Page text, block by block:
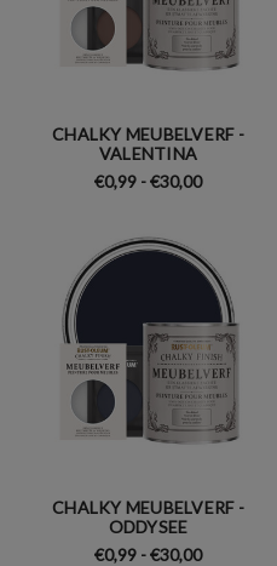
CHALKY MEUBELVERF -
VALENTINA
€0,99 - €30,00
CHALKY MEUBELVERF -
ODDYSEE
€0,99 - €30,00